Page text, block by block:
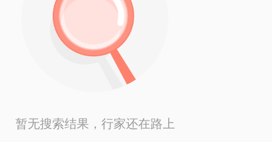
暂无搜索结果，行家还在路上